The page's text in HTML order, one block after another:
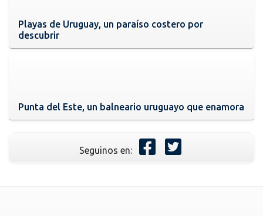
Playas de Uruguay, un paraíso costero por
descubrir
Punta del Este, un balneario uruguayo que enamora
Seguinos en: